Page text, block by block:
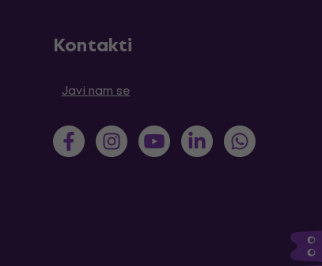
Kontakti
Javi nam se